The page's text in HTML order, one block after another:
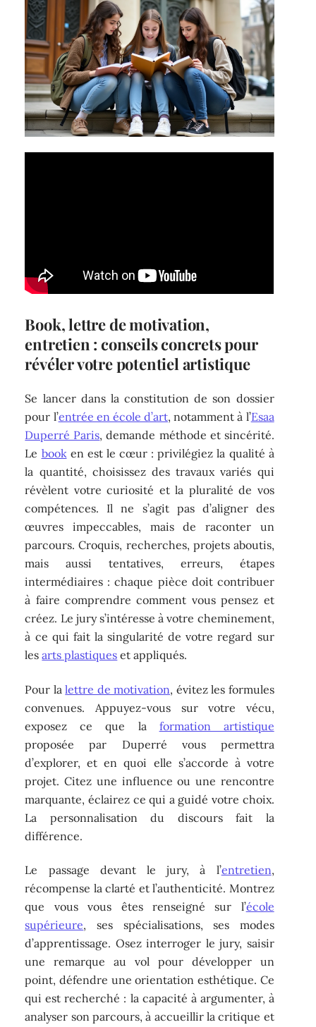
Book, lettre de motivation,
entretien : conseils concrets pour
révéler votre potentiel artistique
Se lancer dans la constitution de son dossier
pour l’entrée en école d’art, notamment à l’Esaa
Duperré Paris, demande méthode et sincérité.
Le booken est le cœur : privilégiez la qualité à
la quantité, choisissez des travaux variés qui
révèlent votre curiosité et la pluralité de vos
compétences. Il ne s’agit pas d’aligner des
œuvres impeccables, mais de raconter un
parcours. Croquis, recherches, projets aboutis,
mais aussi tentatives, erreurs, étapes
intermédiaires : chaque pièce doit contribuer
à faire comprendre comment vous pensez et
créez. Le jury s’intéresse à votre cheminement,
à ce qui fait la singularité de votre regard sur
lesarts plastiques et appliqués.
Pour lalettre de motivation, évitez les formules
convenues. Appuyez-vous sur votre vécu,
exposez ce que la formation artistique
proposée par Duperré vous permettra
d’explorer, et en quoi elle s’accorde à votre
projet. Citez une influence ou une rencontre
marquante, éclairez ce qui a guidé votre choix.
La personnalisation du discours fait la
différence.
Le passage devant le jury, à l’entretien,
récompense la clarté et l’authenticité. Montrez
que vous vous êtes renseigné sur l’école
supérieure, ses spécialisations, ses modes
d’apprentissage. Osez interroger le jury, saisir
une remarque au vol pour développer un
point, défendre une orientation esthétique. Ce
qui est recherché : la capacité à argumenter, à
analyser son parcours, à accueillir la critique et